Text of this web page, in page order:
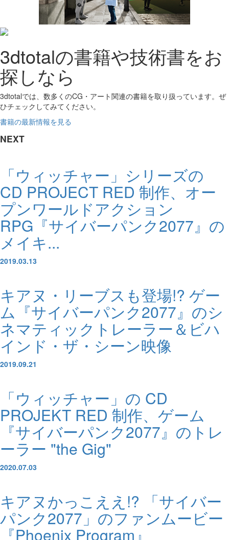
3dtotalの書籍や技術書をお
探しなら
3dtotalでは、数多くのCG・アート関連の書籍を取り扱っています。ぜ
ひチェックしてみてください。
書籍の最新情報を見る
NEXT
「ウィッチャー」シリーズの
CD PROJECT RED 制作、オー
プンワールドアクション
RPG『サイバーパンク2077』の
メイキ...
2019.03.13
キアヌ・リーブスも登場!? ゲー
ム『サイバーパンク2077』のシ
ネマティックトレーラー＆ビハ
インド・ザ・シーン映像
2019.09.21
「ウィッチャー」の CD
PROJEKT RED 制作、ゲーム
『サイバーパンク2077』のトレ
ーラー "the Gig"
2020.07.03
キアヌかっこええ!? 「サイバー
パンク2077」のファンムービー
『Phoenix Program』